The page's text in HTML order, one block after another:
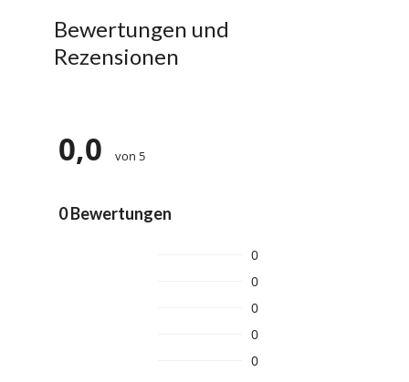
Bewertungen und
Rezensionen
0,0 von 5
0 Bewertungen
0
0
0
0
0